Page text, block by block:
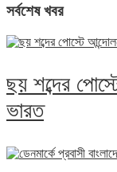
সর্বশেষ খবর
ছয় শব্দের
ভারত